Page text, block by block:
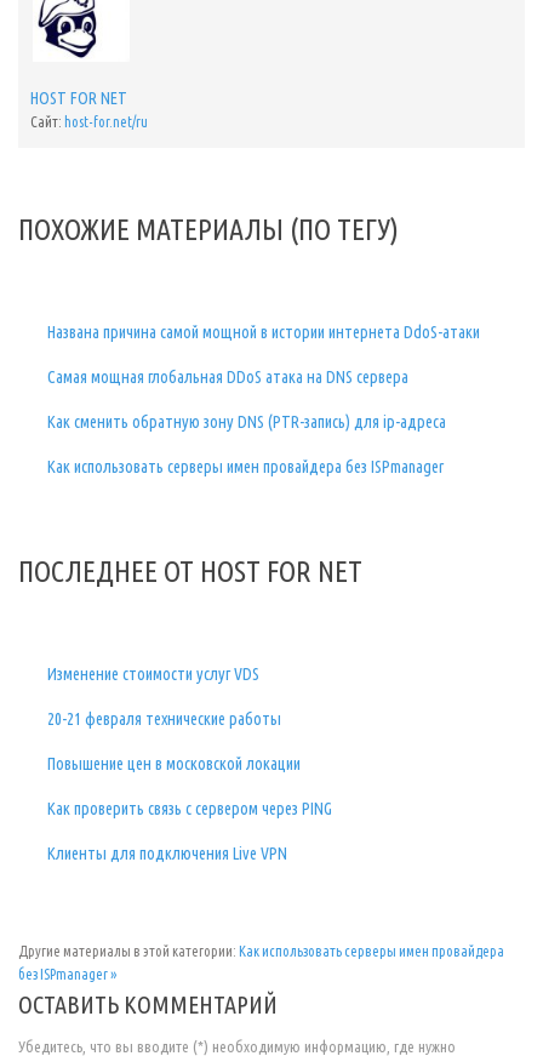
HOST FOR NET
Сайт: host-for.net/ru
ПОХОЖИЕ МАТЕРИАЛЫ (ПО ТЕГУ)
Названа причина самой мощной в истории интернета DdoS-атаки
Cамая мощная глобальная DDoS атака на DNS сервера
Как сменить обратную зону DNS (PTR-запись) для ip-адреса
Как использовать серверы имен провайдера без ISPmanager
ПОСЛЕДНЕЕ ОТ HOST FOR NET
Изменение стоимости услуг VDS
20-21 февраля технические работы
Повышение цен в московской локации
Как проверить связь с сервером через PING
Клиенты для подключения Live VPN
Другие материалы в этой категории: Как использовать серверы имен провайдера
без ISPmanager »
ОСТАВИТЬ КОММЕНТАРИЙ
Убедитесь, что вы вводите (*) необходимую информацию, где нужно